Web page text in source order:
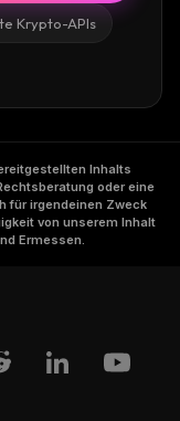
Krypto-APIs
Inhalts
oder eine
für irgendeinen Zweck
von unserem Inhalt
Ermessen.